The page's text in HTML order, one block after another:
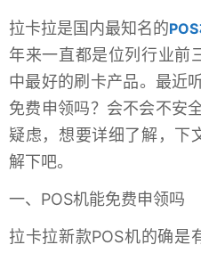
拉卡拉是国内最知名的
年来一直都是位列行业前
中最好的刷卡产品。最近
免费申领吗？会不会不安
疑虑，想要详细了解，下
解下吧。
一、POS机能免费申领吗
拉卡拉新款POS机的确是